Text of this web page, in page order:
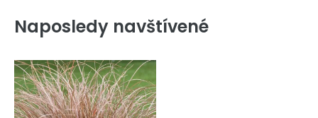
Naposledy navštívené